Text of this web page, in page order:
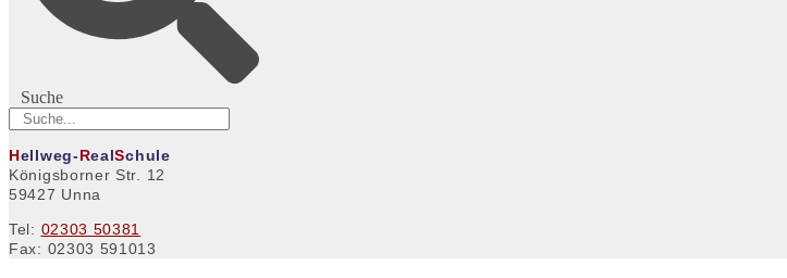
Suche
Hellweg-RealSchule
Königsborner Str. 12
59427 Unna
Tel: 02303 50381
Fax: 02303 591013